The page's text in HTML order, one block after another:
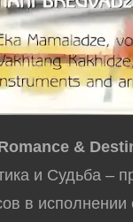
&
и Судьба –
в исполнении